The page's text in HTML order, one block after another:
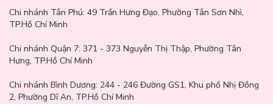
Chi nhánh Tân Phú: 49 Trần Hưng Đạo, Phường Tân Sơn Nhì,
TP.Hồ Chí Minh
Chi nhánh Quận 7: 371 - 373 Nguyễn Thị Thập, Phường Tân
Hưng, TP.Hồ Chí Minh
Chi nhánh Bình Dương: 244 - 246 Đường GS1, Khu phố Nhị Đồng
2, Phường Dĩ An, TP.Hồ Chí Minh